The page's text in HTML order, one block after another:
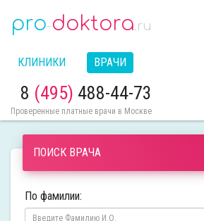
pro-doktora.ru
КЛИНИКИ ВРАЧИ
8 (495) 488-44-73
Проверенные платные врачи в Москве
ПОИСК ВРАЧА
По фамилии: